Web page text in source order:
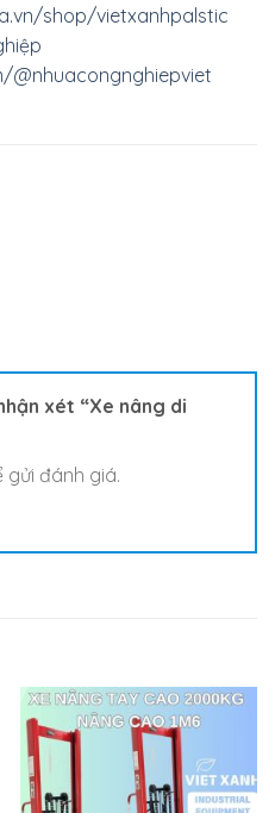
shop/vietxanhpalstic
xét “Xe nâng di
gửi đánh giá.